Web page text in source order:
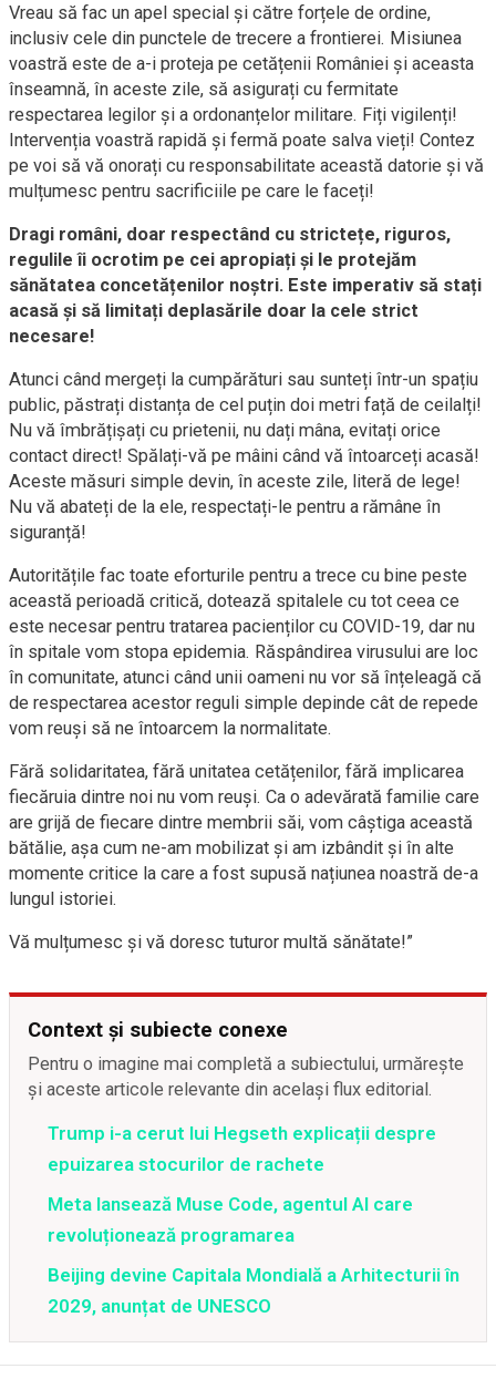
Vreau să fac un apel special și către forțele de ordine,
inclusiv cele din punctele de trecere a frontierei. Misiunea
voastră este de a-i proteja pe cetățenii României și aceasta
înseamnă, în aceste zile, să asigurați cu fermitate
respectarea legilor și a ordonanțelor militare. Fiți vigilenți!
Intervenția voastră rapidă și fermă poate salva vieți! Contez
pe voi să vă onorați cu responsabilitate această datorie și vă
mulțumesc pentru sacrificiile pe care le faceți!
Dragi români, doar respectând cu strictețe, riguros,
regulile îi ocrotim pe cei apropiați și le protejăm
sănătatea concetățenilor noștri. Este imperativ să stați
acasă și să limitați deplasările doar la cele strict
necesare!
Atunci când mergeți la cumpărături sau sunteți într-un spațiu
public, păstrați distanța de cel puțin doi metri față de ceilalți!
Nu vă îmbrățișați cu prietenii, nu dați mâna, evitați orice
contact direct! Spălați-vă pe mâini când vă întoarceți acasă!
Aceste măsuri simple devin, în aceste zile, literă de lege!
Nu vă abateți de la ele, respectați-le pentru a rămâne în
siguranță!
Autoritățile fac toate eforturile pentru a trece cu bine peste
această perioadă critică, dotează spitalele cu tot ceea ce
este necesar pentru tratarea pacienților cu COVID-19, dar nu
în spitale vom stopa epidemia. Răspândirea virusului are loc
în comunitate, atunci când unii oameni nu vor să înțeleagă că
de respectarea acestor reguli simple depinde cât de repede
vom reuși să ne întoarcem la normalitate.
Fără solidaritatea, fără unitatea cetățenilor, fără implicarea
fiecăruia dintre noi nu vom reuși. Ca o adevărată familie care
are grijă de fiecare dintre membrii săi, vom câștiga această
bătălie, așa cum ne-am mobilizat și am izbândit și în alte
momente critice la care a fost supusă națiunea noastră de-a
lungul istoriei.
Vă mulțumesc și vă doresc tuturor multă sănătate!”
Context și subiecte conexe
Pentru o imagine mai completă a subiectului, urmărește
și aceste articole relevante din același flux editorial.
Trump i-a cerut lui Hegseth explicații despre
epuizarea stocurilor de rachete
Meta lansează Muse Code, agentul AI care
revoluționează programarea
Beijing devine Capitala Mondială a Arhitecturii în
2029, anunțat de UNESCO